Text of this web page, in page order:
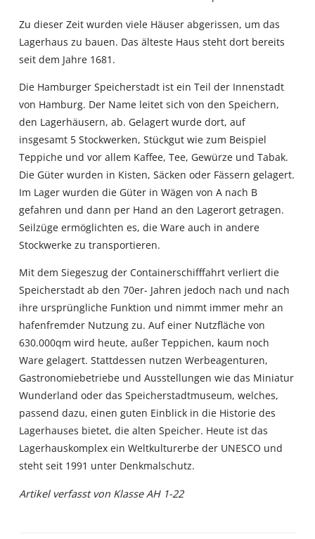
Zu dieser Zeit wurden viele Häuser abgerissen, um das
Lagerhaus zu bauen. Das älteste Haus steht dort bereits
seit dem Jahre 1681.
Die Hamburger Speicherstadt ist ein Teil der Innenstadt
von Hamburg. Der Name leitet sich von den Speichern,
den Lagerhäusern, ab. Gelagert wurde dort, auf
insgesamt 5 Stockwerken, Stückgut wie zum Beispiel
Teppiche und vor allem Kaffee, Tee, Gewürze und Tabak.
Die Güter wurden in Kisten, Säcken oder Fässern gelagert.
Im Lager wurden die Güter in Wägen von A nach B
gefahren und dann per Hand an den Lagerort getragen.
Seilzüge ermöglichten es, die Ware auch in andere
Stockwerke zu transportieren.
Mit dem Siegeszug der Containerschifffahrt verliert die
Speicherstadt ab den 70er- Jahren jedoch nach und nach
ihre ursprüngliche Funktion und nimmt immer mehr an
hafenfremder Nutzung zu. Auf einer Nutzfläche von
630.000qm wird heute, außer Teppichen, kaum noch
Ware gelagert. Stattdessen nutzen Werbeagenturen,
Gastronomiebetriebe und Ausstellungen wie das Miniatur
Wunderland oder das Speicherstadtmuseum, welches,
passend dazu, einen guten Einblick in die Historie des
Lagerhauses bietet, die alten Speicher. Heute ist das
Lagerhauskomplex ein Weltkulturerbe der UNESCO und
steht seit 1991 unter Denkmalschutz.
Artikel verfasst von Klasse AH 1-22